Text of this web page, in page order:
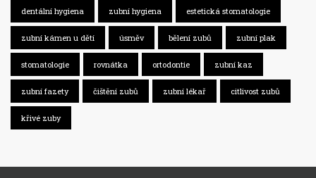
dentální hygiena zubní hygiena estetická stomatologie
zubní kámen u dětí úsměv bělení zubů zubní plak
stomatologie rovnátka ortodontie zubní kaz
zubní fazety čištění zubů zubní lékař citlivost zubů
křivé zuby